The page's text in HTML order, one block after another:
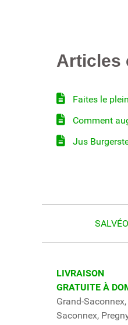
Articles
Faites le
Comment
Jus
SALVÉO
LIVRAISON
GRATUITE À
Grand-
Saconnex,